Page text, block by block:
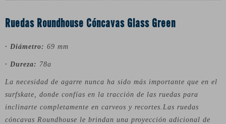
Ruedas Roundhouse Cóncavas Glass Green
· Diámetro: 69 mm
· Dureza: 78a
La necesidad de agarre nunca ha sido más importante que en el
surfskate, donde confías en la tracción de las ruedas para
inclinarte completamente en carveos y recortes.Las ruedas
cóncavas Roundhouse le brindan una proyección adicional de